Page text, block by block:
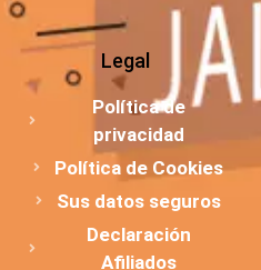
Legal
Política de
privacidad
Política de Cookies
Sus datos seguros
Declaración
Afiliados